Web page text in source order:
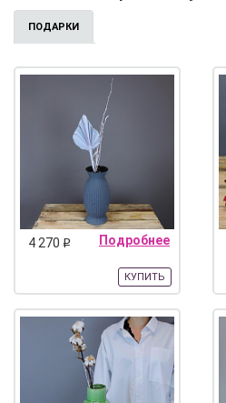
ПОДАРКИ
4 270 q Подробнее
КУПИТЬ